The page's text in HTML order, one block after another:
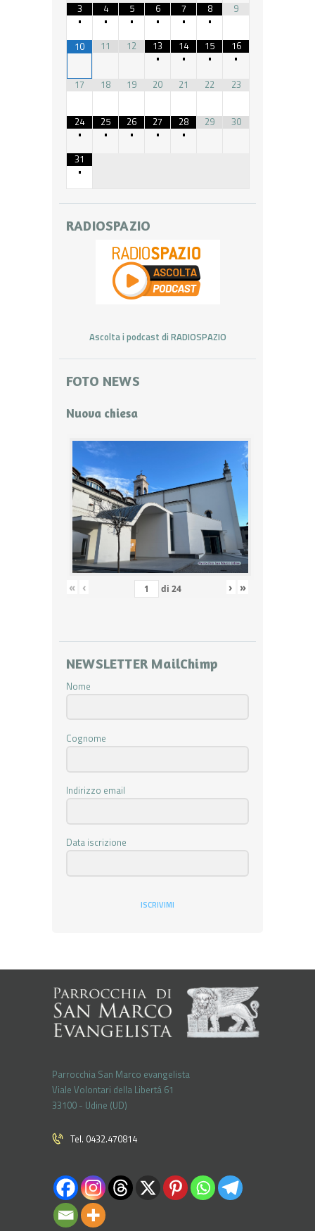
3
•
4
•
5
•
6
•
7
•
8
•
9
10 11 12
13
•
14
•
15
•
16
•
17
18 19 20 21 22 23
24
•
25
•
26
•
27
•
28
•
29 30
31
•
RADIOSPAZIO
Ascolta i podcast di RADIOSPAZIO
FOTO NEWS
Nuova chiesa
« ‹ di 24 › »
NEWSLETTER MailChimp
Nome
Cognome
Indirizzo email
Data iscrizione
ISCRIVIMI
Parrocchia San Marco evangelista
Viale Volontari della Libertá 61
33100 - Udine (UD)
Tel. 0432.470814